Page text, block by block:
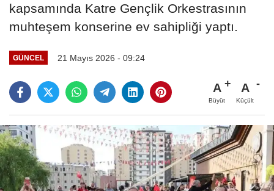
kapsamında Katre Gençlik Orkestrasının
muhteşem konserine ev sahipliği yaptı.
GÜNCEL 21 Mayıs 2026 - 09:24
A
Büyüt
A
Küçült